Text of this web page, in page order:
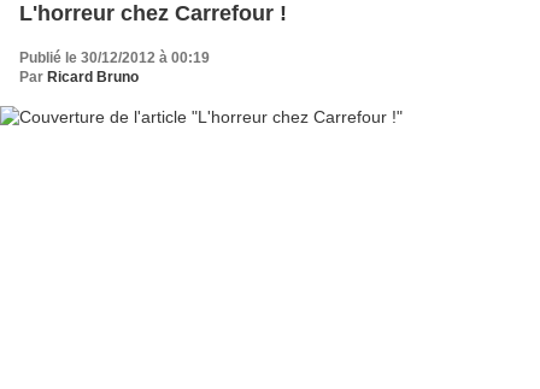
L'horreur chez Carrefour !
Publié le 30/12/2012 à 00:19
Par Ricard Bruno